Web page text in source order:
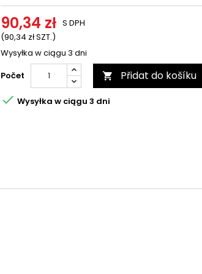
90,34 zł
(90,34 zł SZT.)
S DPH
Wysyłka w ciągu 3 dni
Počet
 Přidat do košíku
 Wysyłka w ciągu 3 dni